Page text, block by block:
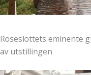
Roseslottets eminente
av utstillingen